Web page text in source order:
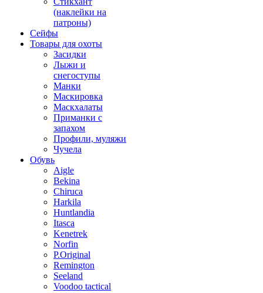
(наклейки на
патроны)
Сейфы
Товары для охоты
Засидки
Лыжи и
снегоступы
Манки
Маскировка
Маскхалаты
Приманки с
запахом
Профили, муляжи
Чучела
Обувь
Aigle
Bekina
Chiruсa
Harkila
Huntlandia
Itasca
Kenetrek
Norfin
P.Original
Remington
Seeland
Voodoo tactical